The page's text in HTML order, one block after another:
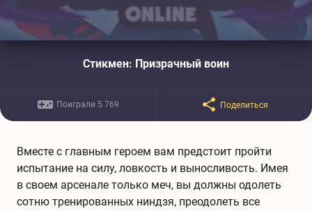
Стикмен: Призрачный воин
Поиграли 5 769 Поделиться
Вместе с главным героем вам предстоит пройти
испытание на силу, ловкость и выносливость. Имея
в своем арсенале только меч, вы должны одолеть
сотню тренированных ниндзя, преодолеть все